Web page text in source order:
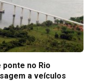
no Rio
a veículos